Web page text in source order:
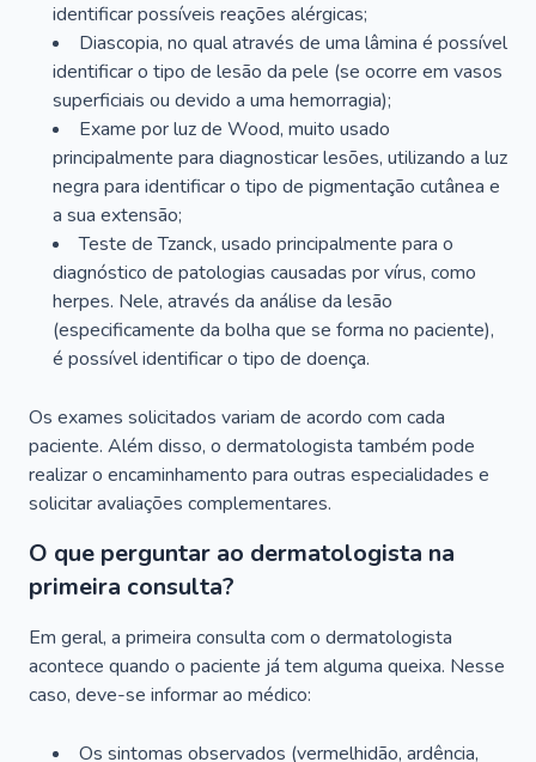
identificar possíveis reações alérgicas;
Diascopia, no qual através de uma lâmina é possível
identificar o tipo de lesão da pele (se ocorre em vasos
superficiais ou devido a uma hemorragia);
Exame por luz de Wood, muito usado
principalmente para diagnosticar lesões, utilizando a luz
negra para identificar o tipo de pigmentação cutânea e
a sua extensão;
Teste de Tzanck, usado principalmente para o
diagnóstico de patologias causadas por vírus, como
herpes. Nele, através da análise da lesão
(especificamente da bolha que se forma no paciente),
é possível identificar o tipo de doença.
Os exames solicitados variam de acordo com cada
paciente. Além disso, o dermatologista também pode
realizar o encaminhamento para outras especialidades e
solicitar avaliações complementares.
O que perguntar ao dermatologista na
primeira consulta?
Em geral, a primeira consulta com o dermatologista
acontece quando o paciente já tem alguma queixa. Nesse
caso, deve-se informar ao médico:
Os sintomas observados (vermelhidão, ardência,